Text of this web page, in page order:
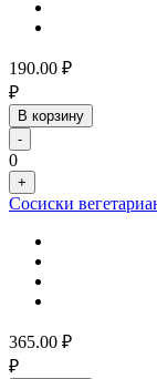
190.00 ₽
₽
В корзину
-
0
+
Сосиски
365.00 ₽
₽